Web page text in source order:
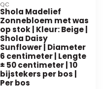
QC
Shola Madelief
Zonnebloem met was
op stok | Kleur: Beige |
Shola Daisy
Sunflower | Diameter
6 centimeter | Lengte
± 50 centimeter | 10
bijstekers per bos |
Per bos